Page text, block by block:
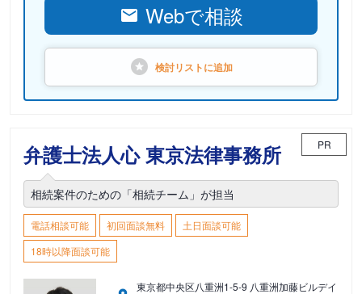
Webで相談
検討リストに追加
弁護士法人心 東京法律事務所 PR
相続案件のための「相続チーム」が担当
電話相談可能 初回面談無料
土日面談可能
18時以降面談可能
東京都中央区八重洲1-5-9 八重洲加藤ビルデイ